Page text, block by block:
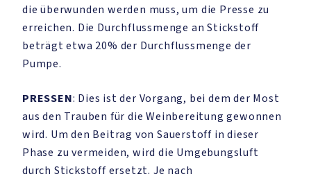
die überwunden werden muss, um die Presse zu
erreichen. Die Durchflussmenge an Stickstoff
beträgt etwa 20% der Durchflussmenge der
Pumpe.
PRESSEN: Dies ist der Vorgang, bei dem der Most
aus den Trauben für die Weinbereitung gewonnen
wird. Um den Beitrag von Sauerstoff in dieser
Phase zu vermeiden, wird die Umgebungsluft
durch Stickstoff ersetzt. Je nach